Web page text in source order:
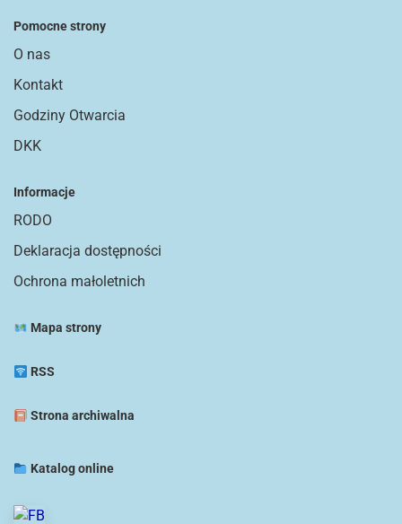
Pomocne strony
O nas
Kontakt
Godziny Otwarcia
DKK
Informacje
RODO
Deklaracja dostępności
Ochrona małoletnich
Mapa strony
RSS
Strona archiwalna
Katalog online